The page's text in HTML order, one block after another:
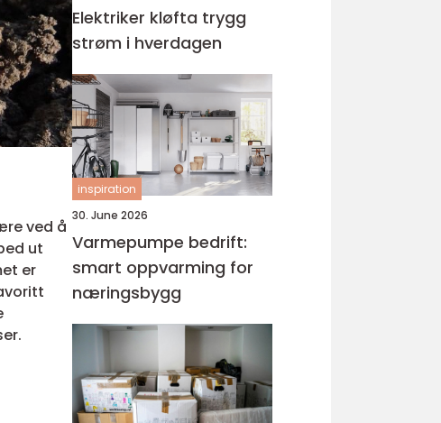
ved å
ut
er
Elektriker kløfta trygg
strøm i hverdagen
inspiration
30. June 2026
Varmepumpe bedrift:
smart oppvarming for
næringsbygg